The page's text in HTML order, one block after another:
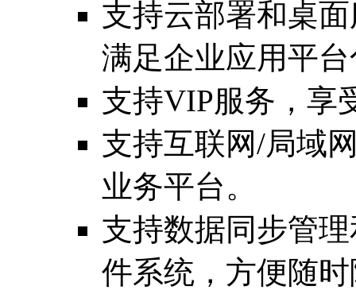
支持云部署和桌
满足企业应用平
支持VIP服务，享
支持互联网/局域
业务平台。
支持数据同步管
件系统，方便随